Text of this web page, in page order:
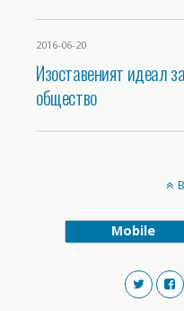
2016-06-20
Изоставеният идеал
общество
Mobile